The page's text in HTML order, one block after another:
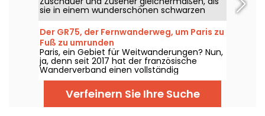
sie in einem wunderschönen schwarzen
Kleid erschien, das mit rosafarbenen
Pompons umrandet war. Aber wo befand
sich die Sängerin? Ist der Ort für die
Öffentlichkeit zugänglich?
Der GR75, der Fernwanderweg, um Paris zu
Fuß zu umrunden
Paris, ein Gebiet für Weitwanderungen? Nun,
ja, denn seit 2017 hat der französische
Wanderverband einen vollständig
markierten Wanderweg für alle
Wanderfreunde geöffnet, um Paris zu
umrunden.Verfeinern Sie Ihre Suche